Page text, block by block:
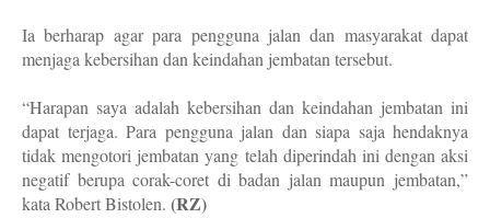
Ia berharap agar para pengguna jalan dan masyarakat dapat
menjaga kebersihan dan keindahan jembatan tersebut.
“Harapan saya adalah kebersihan dan keindahan jembatan ini
dapat terjaga. Para pengguna jalan dan siapa saja hendaknya
tidak mengotori jembatan yang telah diperindah ini dengan aksi
negatif berupa corak-coret di badan jalan maupun jembatan,”
kata Robert Bistolen. (RZ)